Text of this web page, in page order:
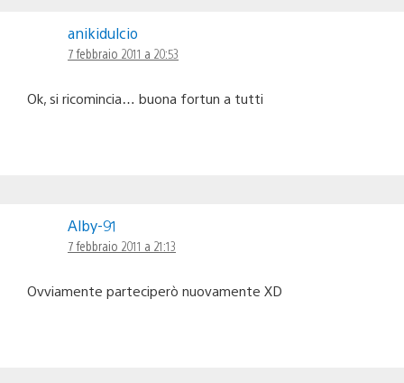
anikidulcio
7 febbraio 2011 a 20:53
Ok, si ricomincia… buona fortun a tutti
Alby-91
7 febbraio 2011 a 21:13
Ovviamente parteciperò nuovamente XD